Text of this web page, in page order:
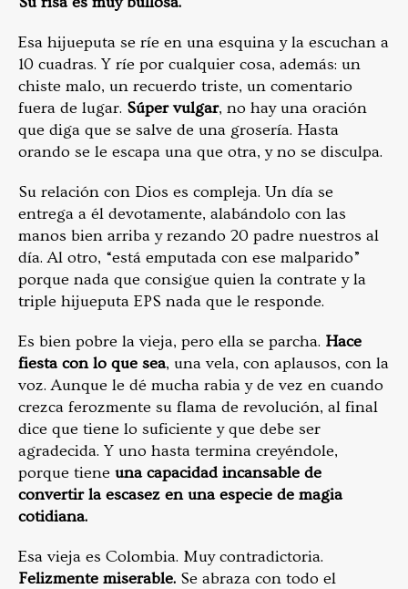
Esa hijueputa se ríe en una esquina y la escuchan a
10 cuadras. Y ríe por cualquier cosa, además: un
chiste malo, un recuerdo triste, un comentario
fuera de lugar. Súper vulgar, no hay una oración
que diga que se salve de una grosería. Hasta
orando se le escapa una que otra, y no se disculpa.
Su relación con Dios es compleja. Un día se
entrega a él devotamente, alabándolo con las
manos bien arriba y rezando 20 padre nuestros al
día. Al otro, “está emputada con ese malparido”
porque nada que consigue quien la contrate y la
triple hijueputa EPS nada que le responde.
Es bien pobre la vieja, pero ella se parcha. Hace
fiesta con lo que sea, una vela, con aplausos, con la
voz. Aunque le dé mucha rabia y de vez en cuando
crezca ferozmente su flama de revolución, al final
dice que tiene lo suficiente y que debe ser
agradecida. Y uno hasta termina creyéndole,
porque tiene una capacidad incansable de
convertir la escasez en una especie de magia
cotidiana.
Esa vieja es Colombia. Muy contradictoria.
Felizmente miserable. Se abraza con todo el